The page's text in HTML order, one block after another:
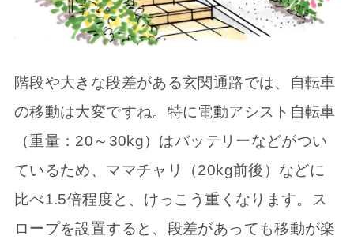
階段や大きな段差がある玄関通路では、自転車
の移動は大変ですね。特に電動アシスト自転車
（重量：20～30kg）はバッテリーなどがつい
ているため、ママチャリ（20kg前後）などに
比べ1.5倍程度と、けっこう重くなります。ス
ロープを設置すると、段差があっても移動が楽